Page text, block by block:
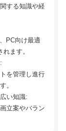
する知識や経
PC向け最適
ます。
を管理し進行
。
い知識:
立案やバラン